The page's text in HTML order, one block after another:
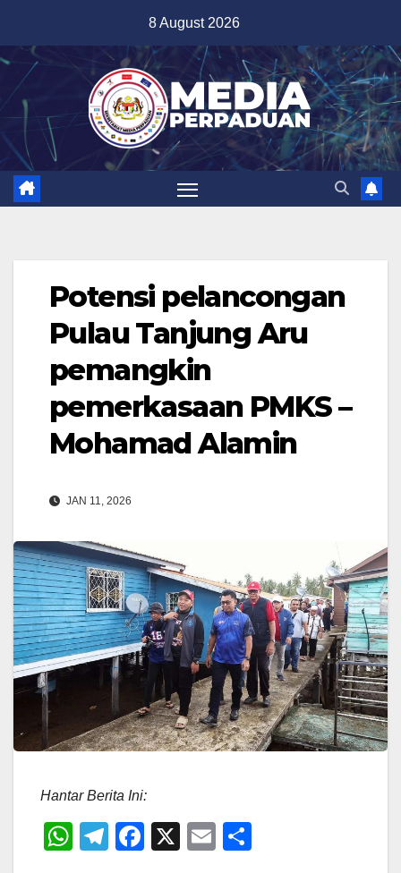
content
8 August 2026
Potensi pelancongan
Pulau Tanjung Aru
pemangkin
pemerkasaan PMKS –
Mohamad Alamin
JAN 11, 2026
Hantar Berita Ini:
W
T
F
X
E